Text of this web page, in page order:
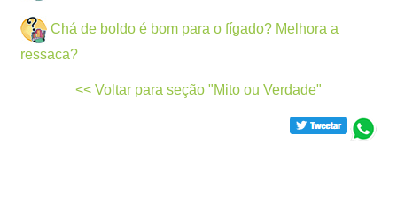
Chá de boldo é bom para o fígado? Melhora a
ressaca?
<< Voltar para seção "Mito ou Verdade"